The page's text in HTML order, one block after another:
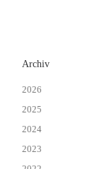
Archiv
2026
2025
2024
2023